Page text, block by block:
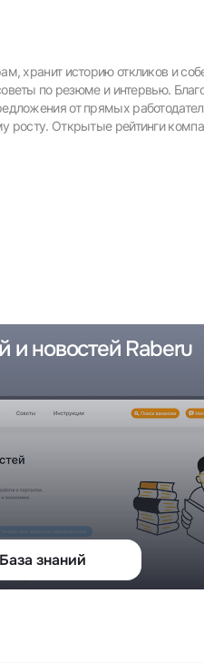
хранит историю откликов и
по резюме и интервью.
от прямых
Открытые рейтинги
и новостей Raberu
База знаний